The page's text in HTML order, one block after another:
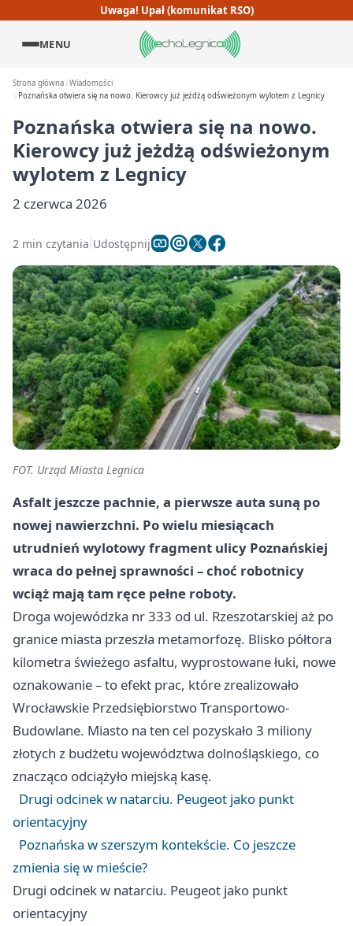
Uwaga! Upał (komunikat RSO)
MENU
Strona główna Wiadomości
Poznańska otwiera się na nowo. Kierowcy już jeżdżą odświeżonym wylotem z Legnicy
Poznańska otwiera się na nowo.
Kierowcy już jeżdżą odświeżonym
wylotem z Legnicy
2 czerwca 2026
2 min czytania Udostępnij
FOT. Urząd Miasta Legnica
Asfalt jeszcze pachnie, a pierwsze auta suną po
nowej nawierzchni. Po wielu miesiącach
utrudnień wylotowy fragment ulicy Poznańskiej
wraca do pełnej sprawności – choć robotnicy
wciąż mają tam ręce pełne roboty.
Droga wojewódzka nr 333 od ul. Rzeszotarskiej aż po
granice miasta przeszła metamorfozę. Blisko półtora
kilometra świeżego asfaltu, wyprostowane łuki, nowe
oznakowanie – to efekt prac, które zrealizowało
Wrocławskie Przedsiębiorstwo Transportowo-
Budowlane. Miasto na ten cel pozyskało 3 miliony
złotych z budżetu województwa dolnośląskiego, co
znacząco odciążyło miejską kasę.
Drugi odcinek w natarciu. Peugeot jako punkt
orientacyjny
Poznańska w szerszym kontekście. Co jeszcze
zmienia się w mieście?
Drugi odcinek w natarciu. Peugeot jako punkt
orientacyjny